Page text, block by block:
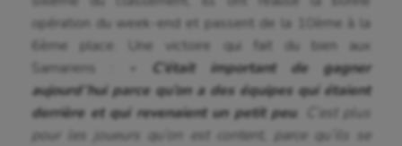
Athlétisme
Auto
Aviron
Balle à la main
opération du week-end et passent de la 10ème à la
6ème place. Une victoire qui fait du bien aux
Samariens :
C’était important de gagner
aujourd’hui parce qu’on a des équipes qui étaient
derrière et qui revenaient un petit peu. C’est plus
pour les joueurs qu’on est content, parce qu’ils se